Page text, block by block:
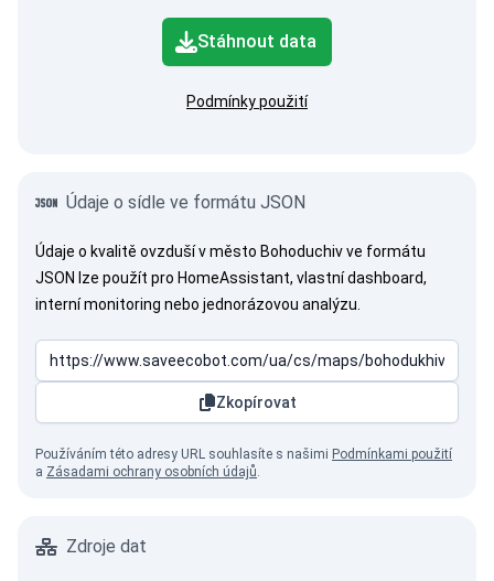
Stáhnout data
Podmínky použití
Údaje o sídle ve formátu JSON
Údaje o kvalitě ovzduší v město Bohoduchiv ve formátu
JSON lze použít pro HomeAssistant, vlastní dashboard,
interní monitoring nebo jednorázovou analýzu.
Zkopírovat
Používáním této adresy URL souhlasíte s našimi Podmínkami použití
a Zásadami ochrany osobních údajů.
Zdroje dat